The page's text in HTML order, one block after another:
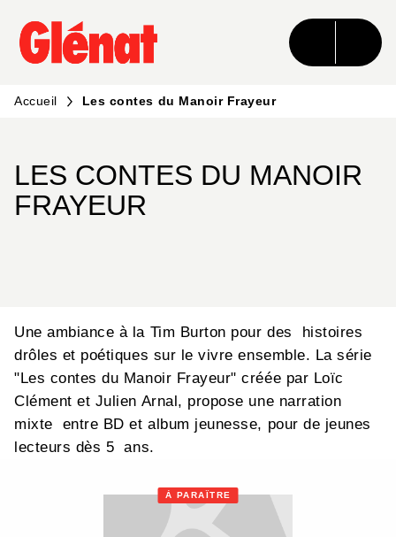
MENU RECHERCHE CONTENU
PIED DE PAGE
Accueil Les contes du Manoir Frayeur
LES CONTES DU MANOIR
FRAYEUR
Une ambiance à la Tim Burton pour des histoires
drôles et poétiques sur le vivre ensemble. La série
"Les contes du Manoir Frayeur" créée par Loïc
Clément et Julien Arnal, propose une narration
mixte entre BD et album jeunesse, pour de jeunes
lecteurs dès 5 ans.
À PARAÎTRE